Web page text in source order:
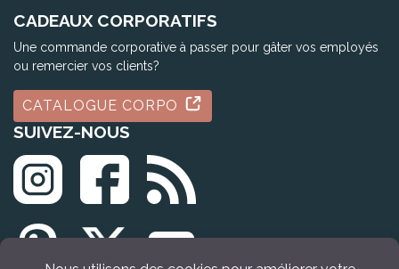
CADEAUX CORPORATIFS
Une commande corporative à passer pour gâter vos employés
ou remercier vos clients?
CATALOGUE CORPO
SUIVEZ-NOUS